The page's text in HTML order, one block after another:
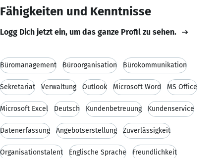
Fähigkeiten und Kenntnisse
Logg Dich jetzt ein, um das ganze Profil zu sehen.
Büromanagement Büroorganisation Bürokommunikation
Sekretariat Verwaltung Outlook Microsoft Word MS Office
Microsoft Excel Deutsch Kundenbetreuung Kundenservice
Datenerfassung Angebotserstellung Zuverlässigkeit
Organisationstalent Englische Sprache Freundlichkeit